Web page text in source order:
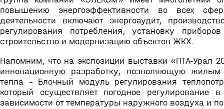
повышению энергоэффективности во всех
деятельности включают энергоаудит,
регулирования потребления, установку
строительство и модернизацию объектов ЖКХ.
Напомним, что на экспозиции выставки «ПТА-Урал
инновационную разработку, позволяющую жилым
тепла - Блочный модуль регулирования
который осуществляет погодное регулирование
зависимости от температуры наружного воздуха и